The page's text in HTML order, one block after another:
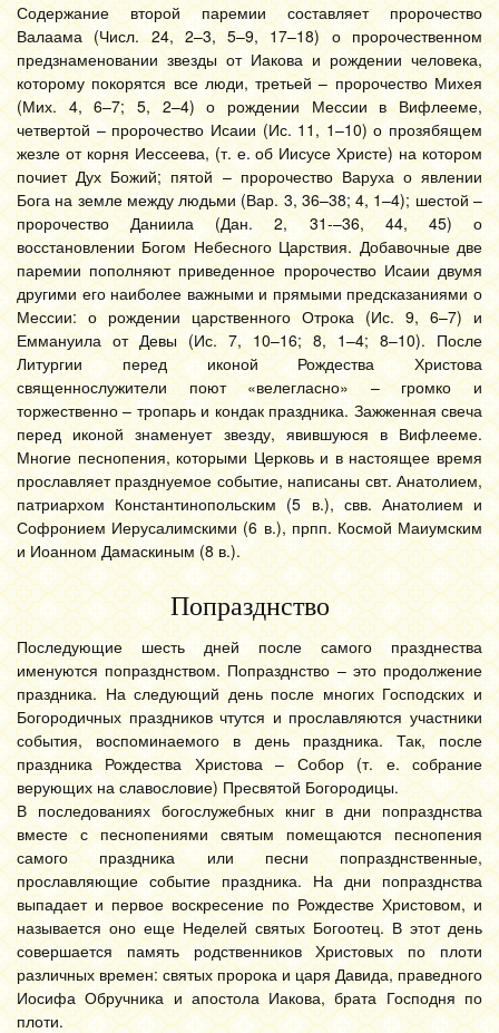
Содержание второй паремии составляет пророчество
Валаама (Числ. 24, 2–3, 5–9, 17–18) о пророчественном
предзнаменовании звезды от Иакова и рождении человека,
которому покорятся все люди, третьей – пророчество Михея
(Мих. 4, 6–7; 5, 2–4) о рождении Мессии в Вифлееме,
четвертой – пророчество Исаии (Ис. 11, 1–10) о прозябящем
жезле от корня Иессеева, (т. е. об Иисусе Христе) на котором
почиет Дух Божий; пятой – пророчество Варуха о явлении
Бога на земле между людьми (Вар. 3, 36–38; 4, 1–4); шестой –
пророчество Даниила (Дан. 2, 31-–36, 44, 45) о
восстановлении Богом Небесного Царствия. Добавочные две
паремии пополняют приведенное пророчество Исаии двумя
другими его наиболее важными и прямыми предсказаниями о
Мессии: о рождении царственного Отрока (Ис. 9, 6–7) и
Еммануила от Девы (Ис. 7, 10–16; 8, 1–4; 8–10). После
Литургии перед иконой Рождества Христова
священнослужители поют «велегласно» – громко и
торжественно – тропарь и кондак праздника. Зажженная свеча
перед иконой знаменует звезду, явившуюся в Вифлееме.
Многие песнопения, которыми Церковь и в настоящее время
прославляет празднуемое событие, написаны свт. Анатолием,
патриархом Константинопольским (5 в.), свв. Анатолием и
Софронием Иерусалимскими (6 в.), прпп. Космой Маиумским
и Иоанном Дамаскиным (8 в.).
Попразднство
Последующие шесть дней после самого празднества
именуются попразднством. Попразднство – это продолжение
праздника. На следующий день после многих Господских и
Богородичных праздников чтутся и прославляются участники
события, воспоминаемого в день праздника. Так, после
праздника Рождества Христова – Собор (т. е. собрание
верующих на славословие) Пресвятой Богородицы.
В последованиях богослужебных книг в дни попразднства
вместе с песнопениями святым помещаются песнопения
самого праздника или песни попразднственные,
прославляющие событие праздника. На дни попразднства
выпадает и первое воскресение по Рождестве Христовом, и
называется оно еще Неделей святых Богоотец. В этот день
совершается память родственников Христовых по плоти
различных времен: святых пророка и царя Давида, праведного
Иосифа Обручника и апостола Иакова, брата Господня по
плоти.